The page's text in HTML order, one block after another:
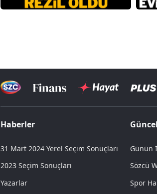
Haberler
31 Mart 2024 Yerel Seçim Sonuçları
2023 Seçim Sonuçları
Yazarlar
Günün
Sözcü
Spor